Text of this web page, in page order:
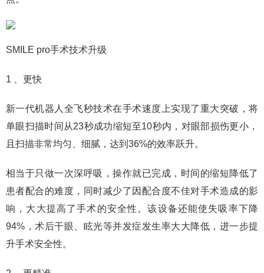
SMILE pro手术技术升级
1 、更快
新一代机器人全飞秒技术在手术速度上实现了重大突破，将
单眼扫描时间从23秒成功缩短至10秒内，对眼部损伤更小，
且扫描非常均匀、细腻，达到36%的效率跃升。
相当于只做一次深呼吸，操作就已完成，时间的缩短降低了
患者配合的难度，同时减少了因配合度不佳对手术造成的影
响，大大提高了手术的安全性。该设备还能使失吸率下降
94%，术后干眼、眩光等并发症发生率大大降低，进一步提
升手术安全性。